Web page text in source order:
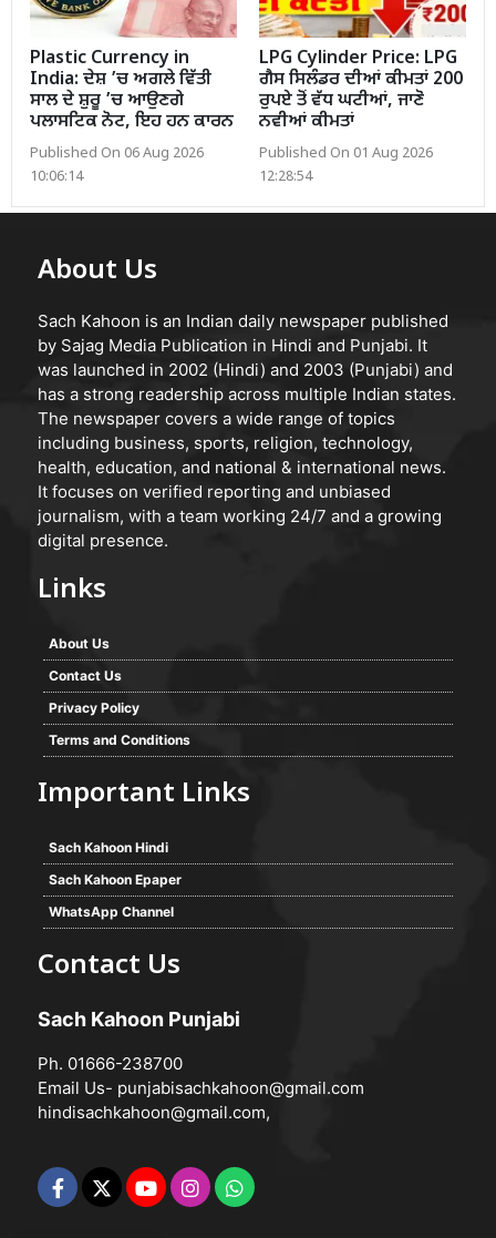
Plastic Currency in
India: ਦੇਸ਼ ’ਚ ਅਗਲੇ ਵਿੱਤੀ
ਸਾਲ ਦੇ ਸ਼ੁਰੂ ’ਚ ਆਉਣਗੇ
ਪਲਾਸਟਿਕ ਨੋਟ, ਇਹ ਹਨ ਕਾਰਨ
Published On 06 Aug 2026
10:06:14
LPG Cylinder Price: LPG
ਗੈਸ ਸਿਲੰਡਰ ਦੀਆਂ ਕੀਮਤਾਂ 200
ਰੁਪਏ ਤੋਂ ਵੱਧ ਘਟੀਆਂ, ਜਾਣੋ
ਨਵੀਆਂ ਕੀਮਤਾਂ
Published On 01 Aug 2026
12:28:54
About Us
Sach Kahoon is an Indian daily newspaper published
by Sajag Media Publication in Hindi and Punjabi. It
was launched in 2002 (Hindi) and 2003 (Punjabi) and
has a strong readership across multiple Indian states.
The newspaper covers a wide range of topics
including business, sports, religion, technology,
health, education, and national & international news.
It focuses on verified reporting and unbiased
journalism, with a team working 24/7 and a growing
digital presence.
Links
About Us
Contact Us
Privacy Policy
Terms and Conditions
Important Links
Sach Kahoon Hindi
Sach Kahoon Epaper
WhatsApp Channel
Contact Us
Sach Kahoon Punjabi
Ph. 01666-238700
Email Us- punjabisachkahoon@gmail.com
hindisachkahoon@gmail.com,